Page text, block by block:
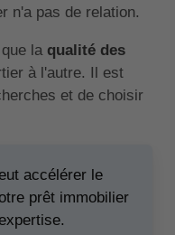
n'a pas de relation.
la qualité des
à l'autre. Il est
et de choisir
accélérer le
prêt immobilier